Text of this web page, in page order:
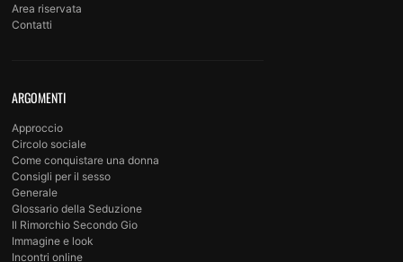
Area riservata
Contatti
ARGOMENTI
Approccio
Circolo sociale
Come conquistare una donna
Consigli per il sesso
Generale
Glossario della Seduzione
Il Rimorchio Secondo Gio
Immagine e look
Incontri online